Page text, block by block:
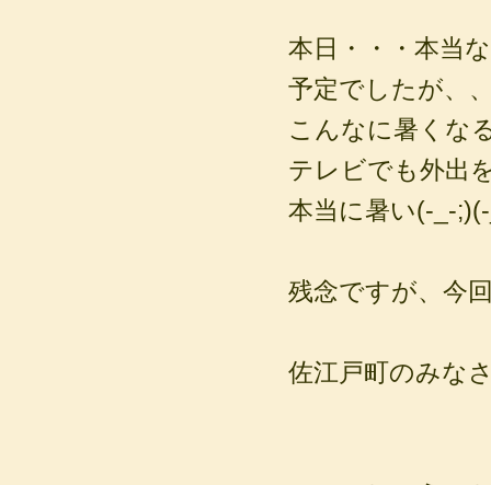
本日・・・本当
予定でしたが、
こんなに暑くな
テレビでも外出
本当に暑い(-_-
残念ですが、今
佐江戸町のみな